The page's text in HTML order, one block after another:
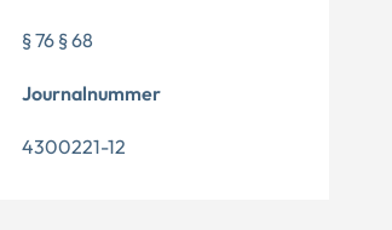
§ 76 § 68
Journalnummer
4300221-12